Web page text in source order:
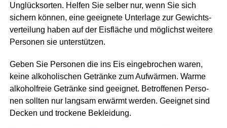
Unglücksor­ten. Hel­fen Sie sel­ber nur, wenn Sie sich
sichern kön­nen, eine geeig­ne­te Unter­la­ge zur Gewichts­
ver­tei­lung haben auf der Eis­flä­che und mög­lichst wei­te­re
Per­so­nen sie unterstützen.
Geben Sie Per­so­nen die ins Eis ein­ge­bro­chen waren,
kei­ne alko­ho­li­schen Geträn­ke zum Auf­wär­men. War­me
alko­hol­freie Geträn­ke sind geeig­net. Betrof­fe­nen Per­so­
nen soll­ten nur lang­sam erwärmt wer­den. Geeig­net sind
Decken und tro­cke­ne Bekleidung.